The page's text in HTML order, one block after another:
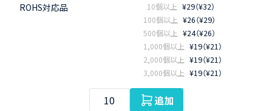
ROHS対応品 10個以上 ¥29（¥32）
100個以上 ¥26（¥29）
500個以上 ¥24（¥26）
1,000個以上 ¥19（¥21）
2,000個以上 ¥19（¥21）
3,000個以上 ¥19（¥21）
追加